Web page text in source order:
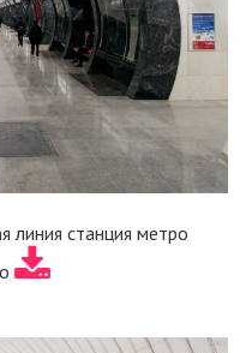
линия станция метро